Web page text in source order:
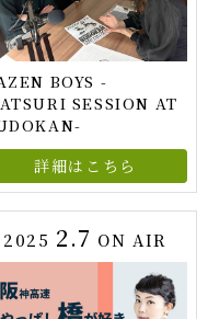
BOYS -
SESSION AT
詳細はこちら
2025 2.7 ON AIR